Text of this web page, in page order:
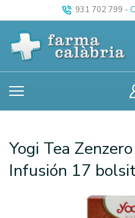
931 702 799 -
Yogi Tea
Infusión 17